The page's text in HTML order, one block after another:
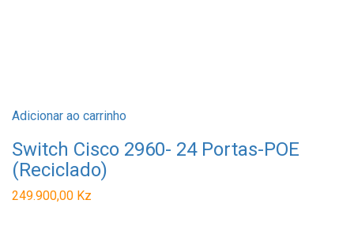
Adicionar ao carrinho
Switch Cisco 2960- 24 Portas-POE
(Reciclado)
249.900,00 Kz